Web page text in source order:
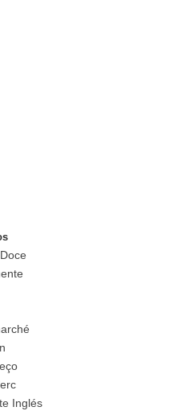
Inglés